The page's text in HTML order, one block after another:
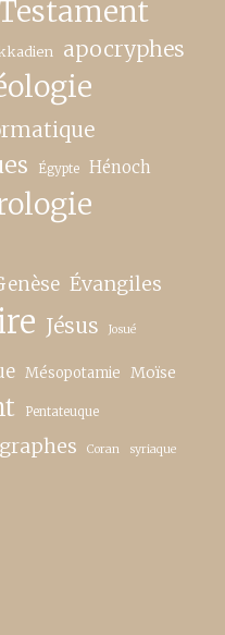
apocryphes
Égypte Hénoch
Évangiles
Jésus Josué
Mésopotamie Moïse
Pentateuque
Coran syriaque